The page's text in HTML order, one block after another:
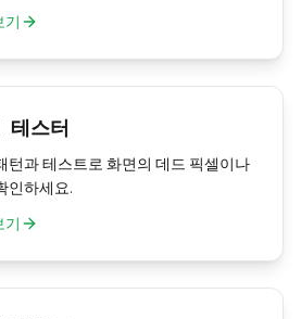
기
테스터
턴과 테스트로 화면의 데드 픽셀이나
인하세요.
기